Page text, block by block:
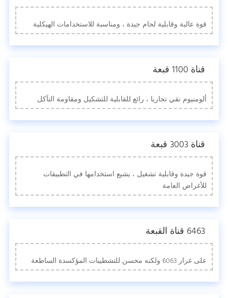
قوة عالية وقابلية لحام جيدة ، ومناسبة للاستخدامات الهيكلية
قناة 1100 قبعة
ألومنيوم نقي تجاريا ، رائع للقابلية للتشكيل ومقاومة التآكل
قناة 3003 قبعة
قوة جيدة وقابلية تشغيل ، يشيع استخدامها في التطبيقات
للأغراض العامة
6463 قناة القبعة
على غرار 6063 ولكنه محسن للتشطيبات المؤكسدة الساطعة